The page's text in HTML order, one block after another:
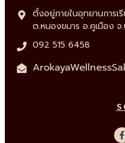
ตั้งอยู่ภายในอุทยานการ
ต.หนองขมาร อ.คูเมือง จ
092 515 6458